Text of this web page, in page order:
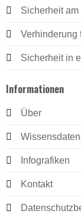
Sicherheit am
Verhinderung
Sicherheit in
Informationen
Über
Infografiken
Kontakt